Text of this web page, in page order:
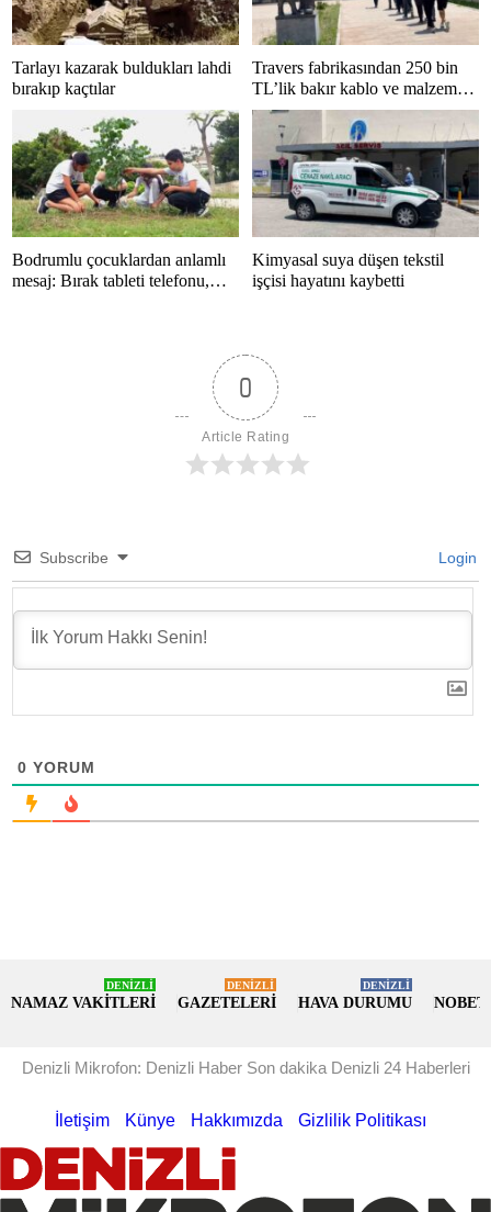
Tarlayı kazarak buldukları lahdi
bırakıp kaçtılar
Travers fabrikasından 250 bin
TL’lik bakır kablo ve malzeme
çalan 5 kişi tutuklandı
Bodrumlu çocuklardan anlamlı
mesaj: Bırak tableti telefonu,
Kimyasal suya düşen tekstil
işçisi hayatını kaybetti
0
Article Rating
Subscribe Login
0 YORUM
NAMAZ VAKİTLERİ
DENİZLİ
GAZETELERİ
DENİZLİ
HAVA DURUMU
DENİZLİ
Denizli Mikrofon: Denizli Haber Son dakika Denizli 24 Haberleri
İletişim Künye Hakkımızda Gizlilik Politikası